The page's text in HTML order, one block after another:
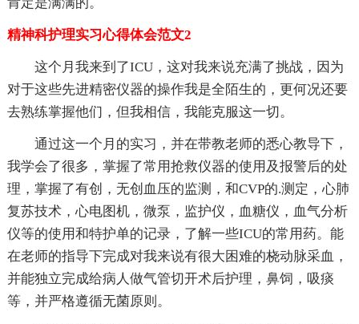
精神科护理实习心得体会范文2
这个月我来到了ICU，这对我来说充满了挑战，因为
对于这些先进精密仪器的操作我是全陌生的，更何况还要
去熟练掌握他们，但我相信，我能克服这一切。
通过这一个月的实习，并在带教老师的悉心教导下，
我学会了很多，掌握了常用抢救仪器的使用及报警后的处
理，掌握了有创，无创血压的监测，和CVP的.测定，心肺
复苏技术，心电图机，微泵，监护仪，血糖仪，血气分析
仪等的使用和特护单的记录，了解一些ICU的常用药。能
在老师的指导下完成对我来说有很大困难的桡动脉采血，
并能独立完成给病人做气管切开术后护理，鼻饲，吸痰
等，并严格遵循无菌原则。